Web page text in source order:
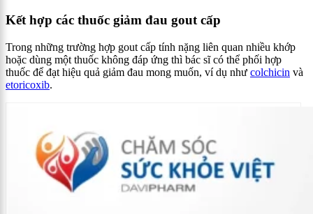
Kết hợp các thuốc giảm đau gout cấp
Trong những trường hợp gout cấp tính nặng liên quan nhiều khớp
hoặc dùng một thuốc không đáp ứng thì bác sĩ có thể phối hợp
thuốc để đạt hiệu quả giảm đau mong muốn, ví dụ như colchicin và
etoricoxib.